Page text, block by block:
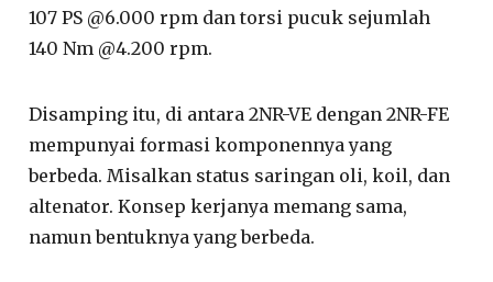
107 PS @6.000 rpm dan torsi pucuk sejumlah
140 Nm @4.200 rpm.
Disamping itu, di antara 2NR-VE dengan 2NR-FE
mempunyai formasi komponennya yang
berbeda. Misalkan status saringan oli, koil, dan
altenator. Konsep kerjanya memang sama,
namun bentuknya yang berbeda.